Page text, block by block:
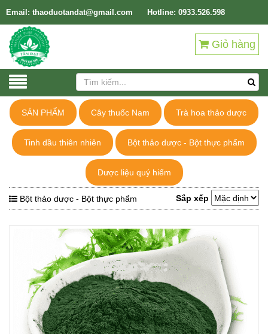
Email: thaoduotandat@gmail.com Hotline: 0933.526.598
Giỏ hàng
SẢN PHẨM Cây thuốc Nam Trà hoa thảo dược
Tinh dầu thiên nhiên Bột thảo dược - Bột thực phẩm
Dược liệu quý hiếm
Bột thảo dược - Bột thực phẩm Sắp xếp